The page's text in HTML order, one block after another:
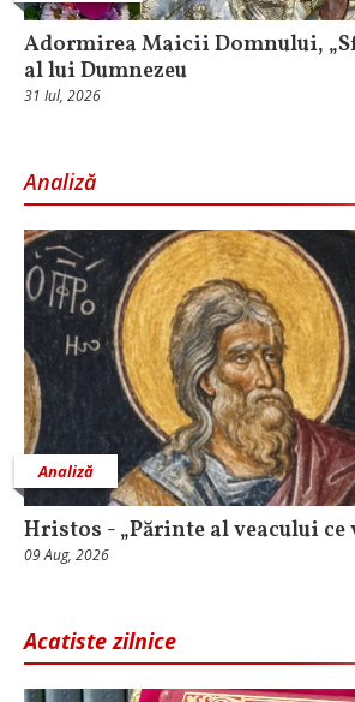
Adormirea Maicii Domnului,
al lui Dumnezeu
31 Iul, 2026
Analiză
Analiză
Hristos - „Părinte al veacului ce
09 Aug, 2026
Acatiste zilnice